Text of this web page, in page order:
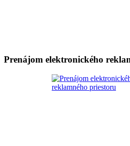
Prenájom elektronického